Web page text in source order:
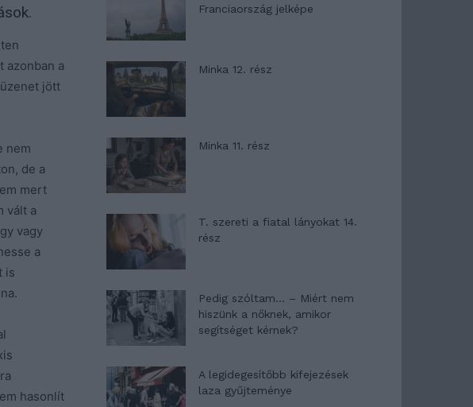
azonban a
jött
nem
de a
mert
vált a
vagy
a
is
hasonlít
Franciaország jelképe
Minka 12. rész
Minka 11. rész
T. szereti a fiatal lányokat 14.
rész
Pedig szóltam… – Miért nem
hiszünk a nőknek, amikor
segítséget kérnek?
A legidegesítőbb kifejezések
laza gyűjteménye